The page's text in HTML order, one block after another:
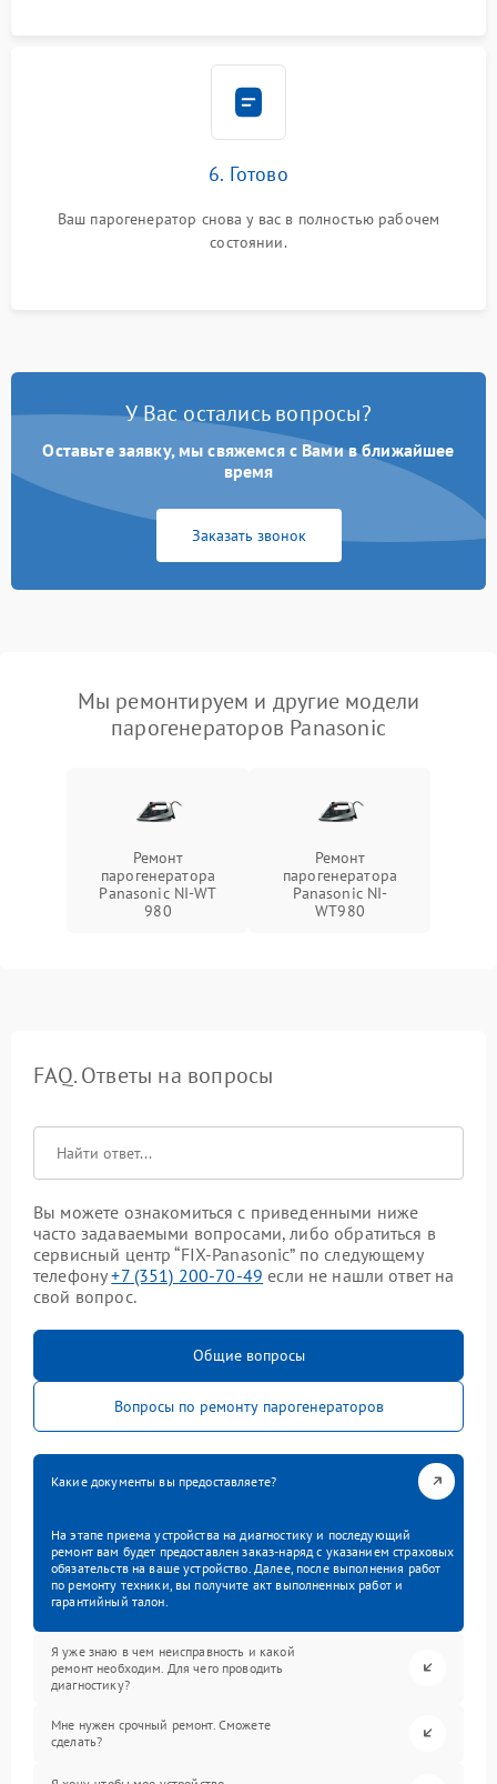
6. Готово
Ваш парогенератор снова у вас в полностью рабочем
состоянии.
У Вас остались вопросы?
Оставьте заявку, мы свяжемся с Вами в ближайшее
время
Заказать звонок
Мы ремонтируем и другие модели
парогенераторов Panasonic
Ремонт
парогенератора
Panasonic NI-WT
980
Ремонт
парогенератора
Panasonic NI-
WT980
FAQ. Ответы на вопросы
Вы можете ознакомиться с приведенными ниже
часто задаваемыми вопросами, либо обратиться в
сервисный центр “FIX-Panasonic” по следующему
телефону+7 (351) 200-70-49 если не нашли ответ на
свой вопрос.
Общие вопросы
Вопросы по ремонту парогенераторов
Какие документы вы предоставляете?
На этапе приема устройства на диагностику и последующий
ремонт вам будет предоставлен заказ-наряд с указанием страховых
обязательств на ваше устройство. Далее, после выполнения работ
по ремонту техники, вы получите акт выполненных работ и
гарантийный талон.
Я уже знаю в чем неисправность и какой
ремонт необходим. Для чего проводить
диагностику?
Мне нужен срочный ремонт. Сможете
сделать?